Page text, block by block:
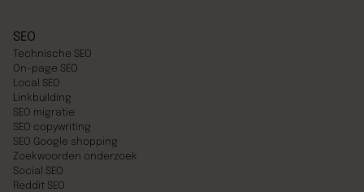
SEO
Technische SEO
On-page SEO
Local SEO
Linkbuilding
SEO migratie
SEO copywriting
SEO Google shopping
Zoekwoorden onderzoek
Social SEO
Reddit SEO